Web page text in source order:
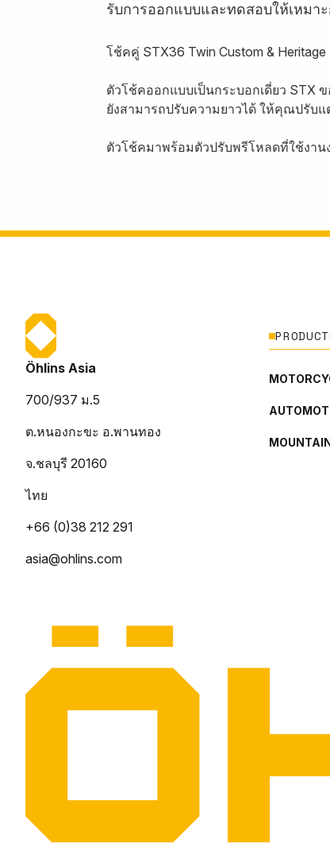
รับการออกแบบและทดสอบให้เหม
โช้คคู่ STX36 Twin Custom &
ตัวโช้คออกแบบเป็นกระบอกเดี่ยว STX
ยังสามารถปรับความยาวได้ ให้คุณปรับ
ตัวโช้คมาพร้อมตัวปรับพรีโหลดที่ใช้งาน
Öhlins Asia
700/937 ม.5
ต.หนองกะขะ อ.พานทอง
จ.ชลบุรี 20160
ไทย
+66 (0)38 212 291
asia@ohlins.com